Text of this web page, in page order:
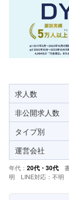
求人数
非公開求人数
タイプ別
運営会社
年代： 20代・30代書
明 LINE対応： 不明